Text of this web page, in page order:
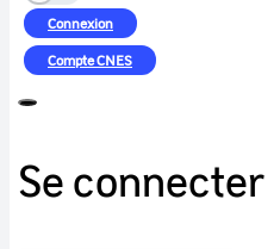
Connexion
CompteCNES
Se connecter